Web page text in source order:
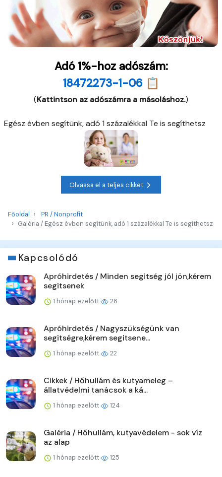
Adó 1%-hoz adószám:
18472273-1-06 📋
(Kattintson az adószámra a másoláshoz.)
Egész évben segítünk, adó 1 százalékkal Te is segíthetsz
Olvassa el a teljes cikket
Főoldal
PR / Nonprofit
Galéria / Egész évben segítünk, adó 1 százalékkal Te is segíthetsz
Kapcsolódó
Apróhirdetés / Minden segitség jól jön,kérem
segitsenek
1 hónap ezelőtt 26
Apróhirdetés / Nagyszükségünk van
segitségre,kérem segitsene...
1 hónap ezelőtt 22
Cikkek / Hőhullám és kutyameleg –
állatvédelmi tanácsok a ká...
1 hónap ezelőtt 124
Galéria / Hőhullám, kutyavédelem - sok víz
az alap
1 hónap ezelőtt 125